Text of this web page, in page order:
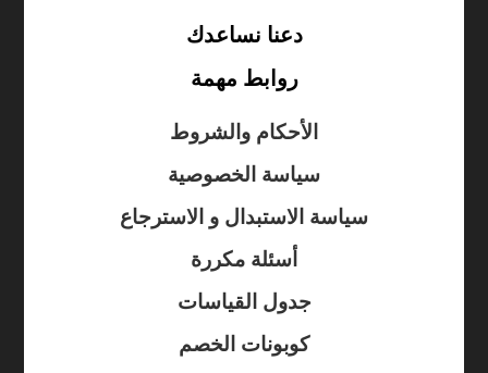
دعنا نساعدك
روابط مهمة
الأحكام والشروط
سياسة الخصوصية
سياسة الاستبدال و الاسترجاع
أسئلة مكررة
جدول القياسات
كوبونات الخصم